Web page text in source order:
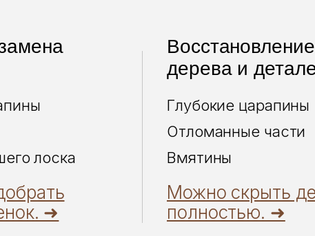
лоска
➜
Восстановление
дерева и
Глубокие царапины
Отломанные части
Вмятины
Можно скрыть
полностью. ➜